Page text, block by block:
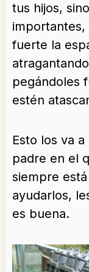
tus hijos,
importantes,
fuerte la
pegándoles
estén
Esto los va
padre en el
siempre
ayudarlos,
es buena.